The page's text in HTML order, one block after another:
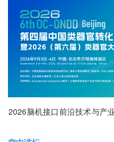
2026脑机接口前沿技术与产